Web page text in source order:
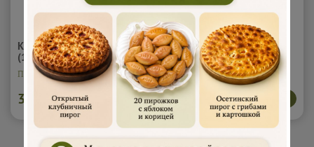
Круассан «с Карбонадом»
(10шт)
Подробнее...
3 500 ₽ В корзину
Круассан «С Лососем»
(10шт)
Подробнее...
4 000 В корзину